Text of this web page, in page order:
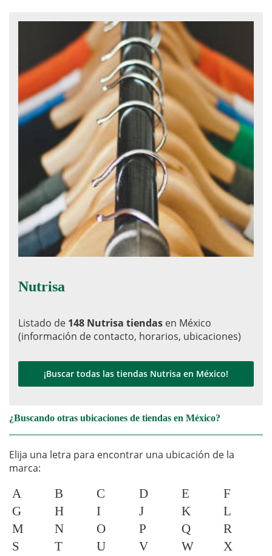
Nutrisa
Listado de 148 Nutrisa tiendas en México
(información de contacto, horarios, ubicaciones)
¡Buscar todas las tiendas Nutrisa en México!
¿Buscando otras ubicaciones de tiendas en México?
Elija una letra para encontrar una ubicación de la
marca:
A B C D E
F
G
H I J K
L
M
N O P Q
R
S
T U V W
X